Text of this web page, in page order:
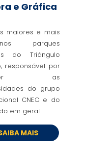
e Gráfica
maiores e mais
parques
do Triângulo
responsável por
as
do grupo
CNEC e do
em geral.
MAIS